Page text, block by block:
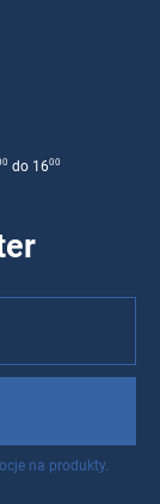
do 1600
na produkty.